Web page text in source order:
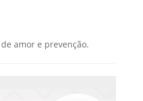
amor e prevenção.